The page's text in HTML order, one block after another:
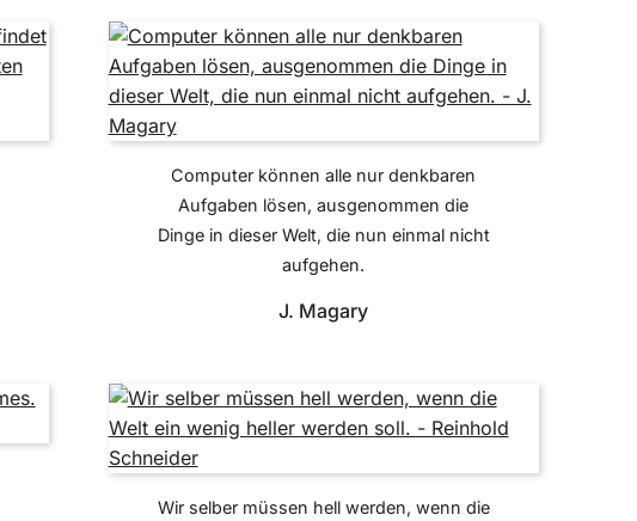
Computer können alle nur denkbaren
Aufgaben lösen, ausgenommen die
Dinge in dieser Welt, die nun einmal nicht
aufgehen.
J. Magary
Wir selber müssen hell werden, wenn die